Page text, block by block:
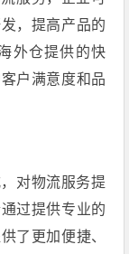
，提高产品的
外仓提供的快
户满意度和品
对物流服务提
过提供专业的
了更加便捷、